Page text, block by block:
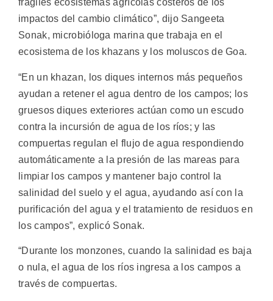
frágiles ecosistemas agrícolas costeros de los
impactos del cambio climático”, dijo Sangeeta
Sonak, microbióloga marina que trabaja en el
ecosistema de los khazans y los moluscos de Goa.
“En un khazan, los diques internos más pequeños
ayudan a retener el agua dentro de los campos; los
gruesos diques exteriores actúan como un escudo
contra la incursión de agua de los ríos; y las
compuertas regulan el flujo de agua respondiendo
automáticamente a la presión de las mareas para
limpiar los campos y mantener bajo control la
salinidad del suelo y el agua, ayudando así con la
purificación del agua y el tratamiento de residuos en
los campos”, explicó Sonak.
“Durante los monzones, cuando la salinidad es baja
o nula, el agua de los ríos ingresa a los campos a
través de compuertas.